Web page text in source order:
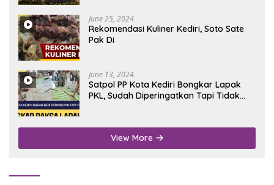
June 25, 2024
Rekomendasi Kuliner Kediri, Soto Sate
Pak Di
June 13, 2024
Satpol PP Kota Kediri Bongkar Lapak
PKL, Sudah Diperingatkan Tapi Tidak
View More